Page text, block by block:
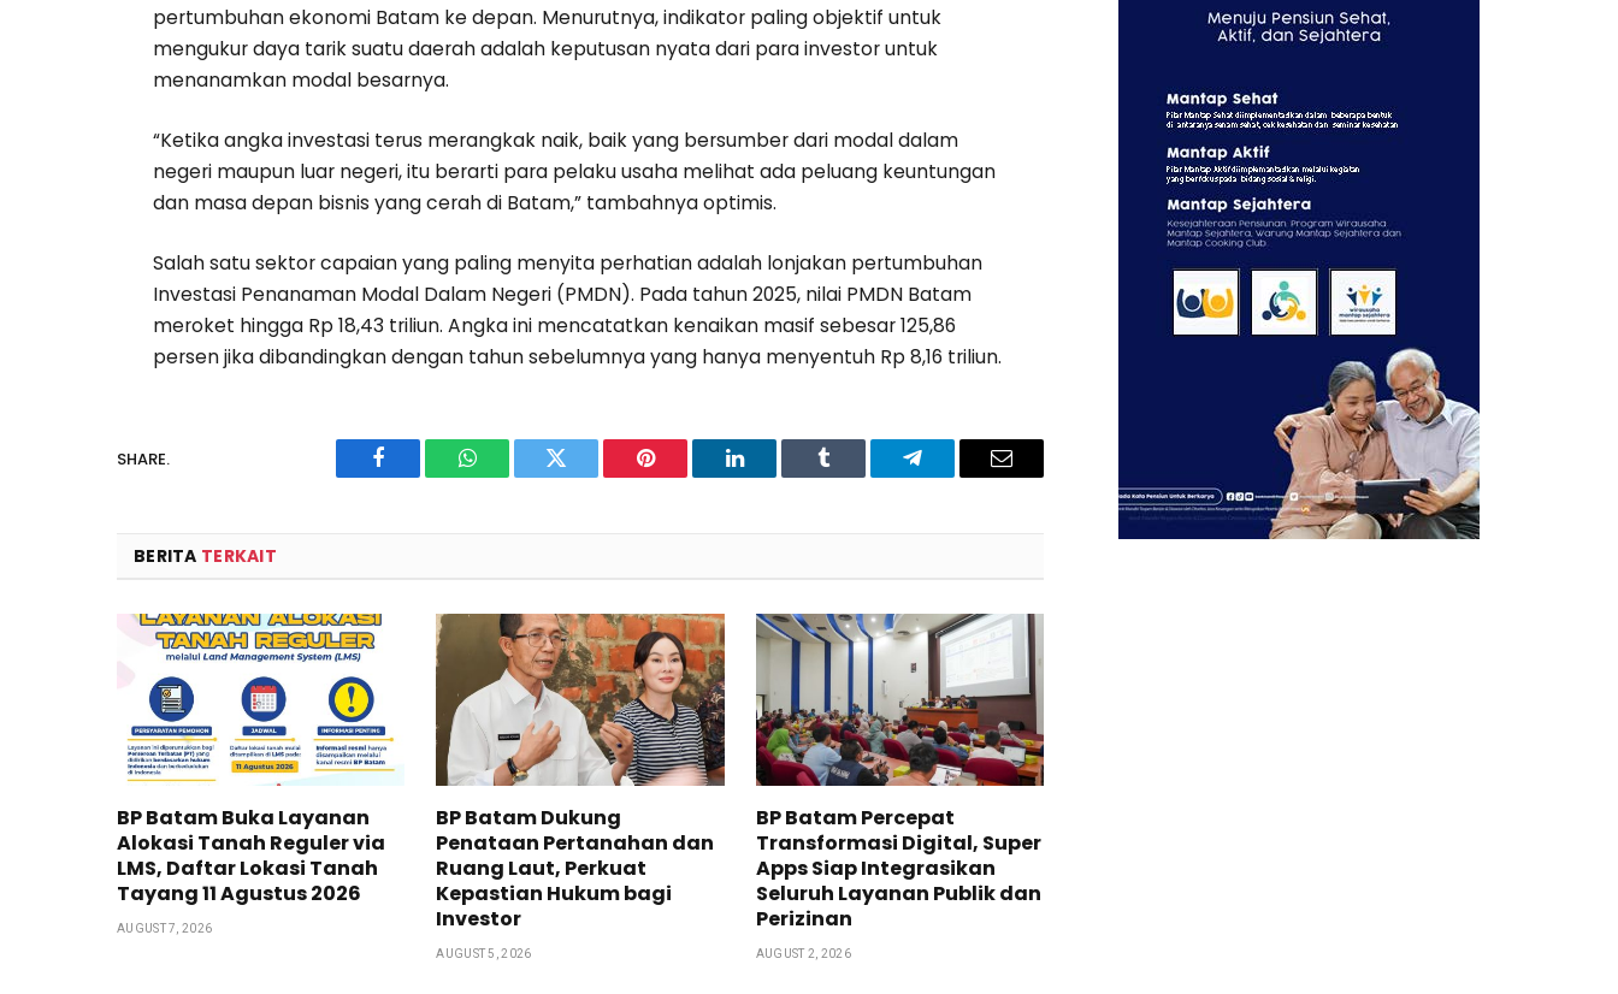
pertumbuhan ekonomi Batam ke depan. Menurutnya, indikator paling objektif untuk
mengukur daya tarik suatu daerah adalah keputusan nyata dari para investor untuk
menanamkan modal besarnya.
“Ketika angka investasi terus merangkak naik, baik yang bersumber dari modal dalam
negeri maupun luar negeri, itu berarti para pelaku usaha melihat ada peluang keuntungan
dan masa depan bisnis yang cerah di Batam,” tambahnya optimis.
Salah satu sektor capaian yang paling menyita perhatian adalah lonjakan pertumbuhan
Investasi Penanaman Modal Dalam Negeri (PMDN). Pada tahun 2025, nilai PMDN Batam
meroket hingga Rp 18,43 triliun. Angka ini mencatatkan kenaikan masif sebesar 125,86
persen jika dibandingkan dengan tahun sebelumnya yang hanya menyentuh Rp 8,16 triliun.
SHARE.
Facebook WhatsAppTwitter Pinterest LinkedIn Tumblr Telegram Email
BERITA TERKAIT
BP Batam Buka Layanan
Alokasi Tanah Reguler via
LMS, Daftar Lokasi Tanah
Tayang 11 Agustus 2026
AUGUST 7, 2026
BP Batam Dukung
Penataan Pertanahan dan
Ruang Laut, Perkuat
Kepastian Hukum bagi
Investor
AUGUST 5, 2026
BP Batam Percepat
Transformasi Digital, Super
Apps Siap Integrasikan
Seluruh Layanan Publik dan
Perizinan
AUGUST 2, 2026